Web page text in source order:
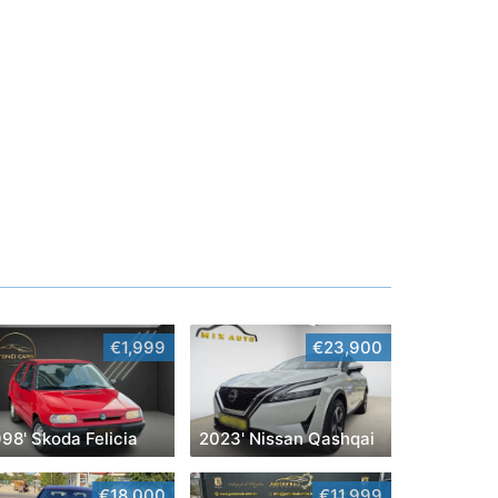
€1,999
Skoda Felicia
€23,900
2023' Nissan Qashqai